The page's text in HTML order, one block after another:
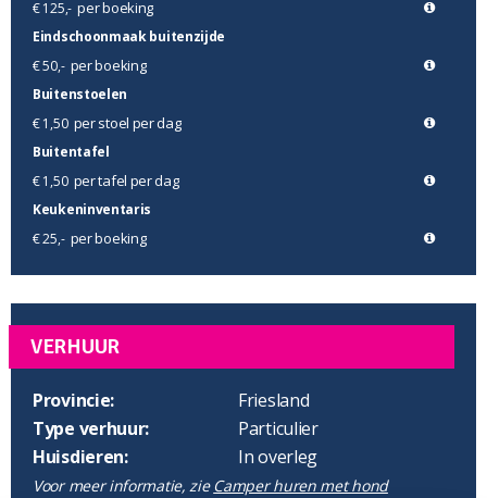
€ 125,-per boeking
Eindschoonmaak buitenzijde
€ 50,- per boeking
Buitenstoelen
€ 1,50 per stoel per dag
Buitentafel
€ 1,50 per tafel per dag
Keukeninventaris
€ 25,- per boeking
VERHUUR
Provincie:
Friesland
Type verhuur:
Particulier
Huisdieren:
In overleg
Voor meer informatie, zie Camper huren met hond